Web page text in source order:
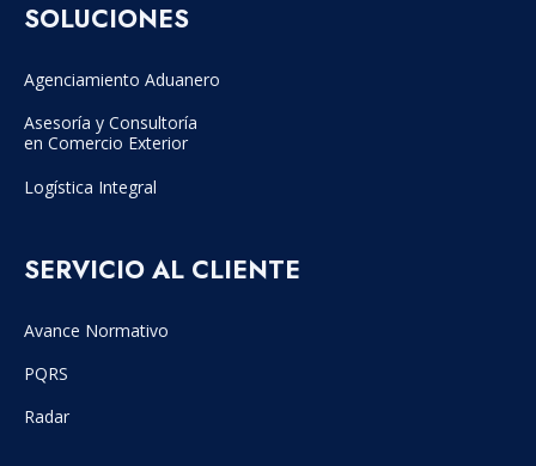
SOLUCIONES
Agenciamiento Aduanero
Asesoría y Consultoría
en Comercio Exterior
Logística Integral
SERVICIO AL CLIENTE
Avance Normativo
PQRS
Radar